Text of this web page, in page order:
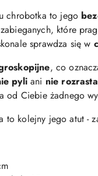
chrobotka to jego
które
sprawdza się w
, co
pyliani nie
od Ciebie żadnego
to kolejny jego atut -